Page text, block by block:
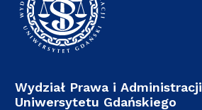
Wydział Prawa i Administracji
Uniwersytetu Gdańskiego